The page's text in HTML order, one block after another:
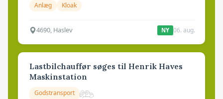
Anlæg Kloak
4690, Haslev NY 06. aug.
Lastbilchauffør søges til Henrik Haves
Maskinstation
Godstransport